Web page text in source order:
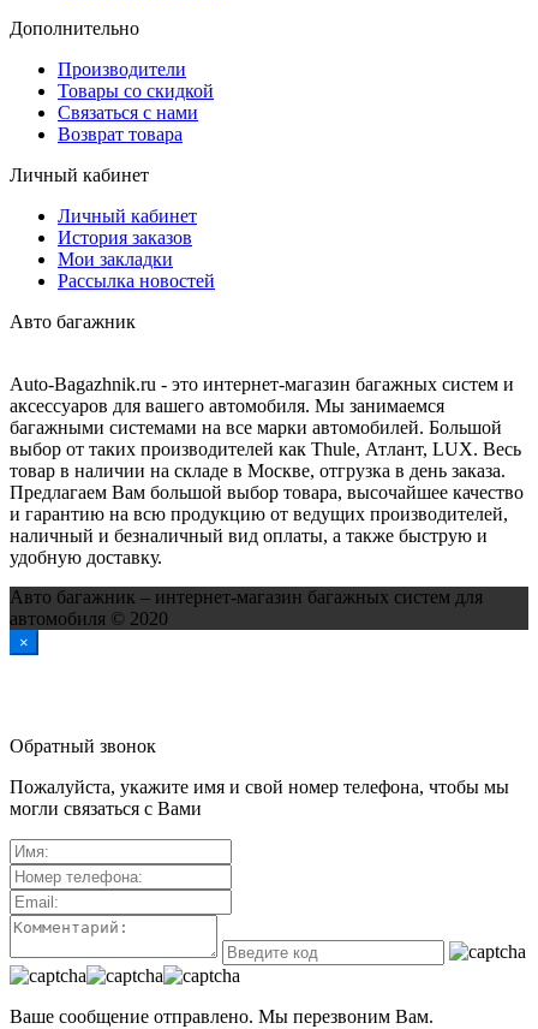
Дополнительно
Производители
Товары со скидкой
Связаться с нами
Возврат товара
Личный кабинет
Личный кабинет
История заказов
Мои закладки
Рассылка новостей
Авто багажник
Auto-Bagazhnik.ru - это интернет-магазин багажных систем и
аксессуаров для вашего автомобиля. Мы занимаемся
багажными системами на все марки автомобилей. Большой
выбор от таких производителей как Thule, Атлант, LUX. Весь
товар в наличии на складе в Москве, отгрузка в день заказа.
Предлагаем Вам большой выбор товара, высочайшее качество
и гарантию на всю продукцию от ведущих производителей,
наличный и безналичный вид оплаты, а также быструю и
удобную доставку.
Авто багажник – интернет-магазин багажных систем для
автомобиля © 2020
×
Обратный звонок
Пожалуйста, укажите имя и свой номер телефона, чтобы мы
могли связаться с Вами
Ваше сообщение отправлено. Мы перезвоним Вам.